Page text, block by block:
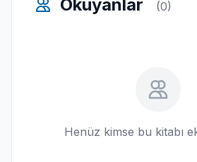
Okuyanlar (0)
Henüz kimse bu kitabı